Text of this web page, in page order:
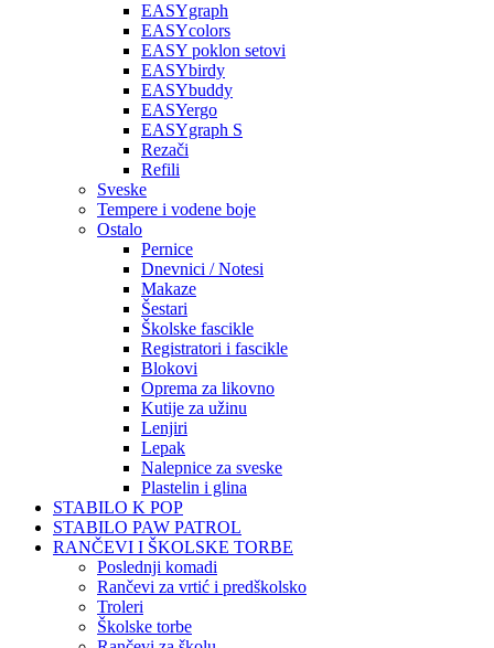
EASYgraph
EASYcolors
EASY poklon setovi
EASYbirdy
EASYbuddy
EASYergo
EASYgraph S
Rezači
Refili
Sveske
Tempere i vodene boje
Ostalo
Pernice
Dnevnici / Notesi
Makaze
Šestari
Školske fascikle
Registratori i fascikle
Blokovi
Oprema za likovno
Kutije za užinu
Lenjiri
Lepak
Nalepnice za sveske
Plastelin i glina
STABILO K POP
STABILO PAW PATROL
RANČEVI I ŠKOLSKE TORBE
Poslednji komadi
Rančevi za vrtić i predškolsko
Troleri
Školske torbe